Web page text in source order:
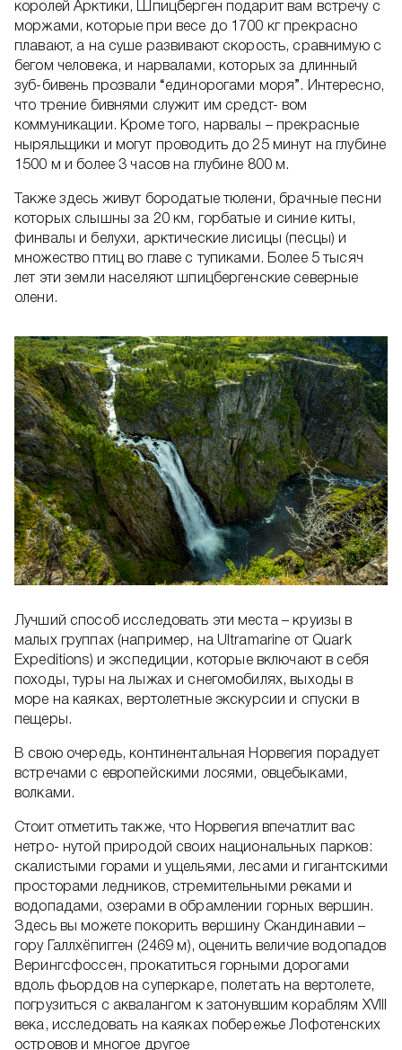
королей Арктики, Шпицберген подарит вам встречу с
моржами, которые при весе до 1700 кг прекрасно
плавают, а на суше развивают скорость, сравнимую с
бегом человека, и нарвалами, которых за длинный
зуб-бивень прозвали “единорогами моря”. Интересно,
что трение бивнями служит им средст- вом
коммуникации. Кроме того, нарвалы – прекрасные
ныряльщики и могут проводить до 25 минут на глубине
1500 м и более 3 часов на глубине 800 м.
Также здесь живут бородатые тюлени, брачные песни
которых слышны за 20 км, горбатые и синие киты,
финвалы и белухи, арктические лисицы (песцы) и
множество птиц во главе с тупиками. Более 5 тысяч
лет эти земли населяют шпицбергенские северные
олени.
Лучший способ исследовать эти места – круизы в
малых группах (например, на Ultramarine от Quark
Expeditions) и экспедиции, которые включают в себя
походы, туры на лыжах и снегомобилях, выходы в
море на каяках, вертолетные экскурсии и спуски в
пещеры.
В свою очередь, континентальная Норвегия порадует
встречами с европейскими лосями, овцебыками,
волками.
Стоит отметить также, что Норвегия впечатлит вас
нетро- нутой природой своих национальных парков:
скалистыми горами и ущельями, лесами и гигантскими
просторами ледников, стремительными реками и
водопадами, озерами в обрамлении горных вершин.
Здесь вы можете покорить вершину Скандинавии –
гору Галлхёпигген (2469 м), оценить величие водопадов
Верингсфоссен, прокатиться горными дорогами
вдоль фьордов на суперкаре, полетать на вертолете,
погрузиться с аквалангом к затонувшим кораблям XVIII
века, исследовать на каяках побережье Лофотенских
островов и многое другое